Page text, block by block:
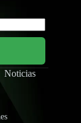
Noticias